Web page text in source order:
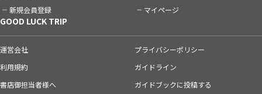
新規会員登録 マイページ
GOOD LUCK TRIP
運営会社
プライバシーポリシー
利用規約
ガイドライン
書店御担当者様へ
ガイドブックに投稿する